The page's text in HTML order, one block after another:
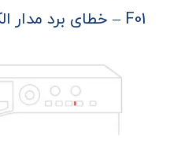
F01 – خطای برد مدار الکترونیکی